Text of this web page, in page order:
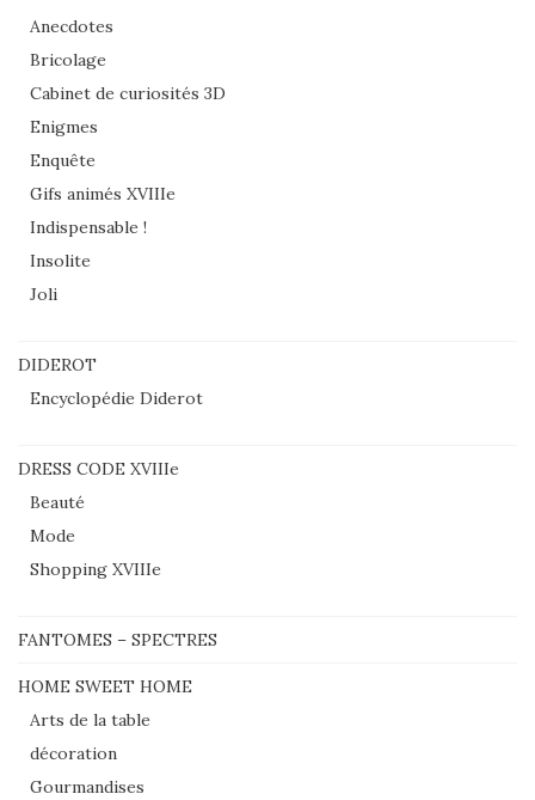
Anecdotes
Bricolage
Cabinet de curiosités 3D
Enigmes
Enquête
Gifs animés XVIIIe
Indispensable !
Insolite
Joli
DIDEROT
Encyclopédie Diderot
DRESS CODE XVIIIe
Beauté
Mode
Shopping XVIIIe
FANTOMES – SPECTRES
HOME SWEET HOME
Arts de la table
décoration
Gourmandises